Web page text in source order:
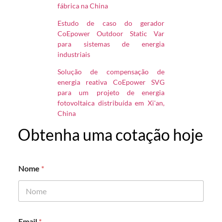
fábrica na China
Estudo de caso do gerador
CoEpower Outdoor Static Var
para sistemas de energia
industriais
Solução de compensação de
energia reativa CoEpower SVG
para um projeto de energia
fotovoltaica distribuída em Xi'an,
China
Obtenha uma cotação hoje
Nome *